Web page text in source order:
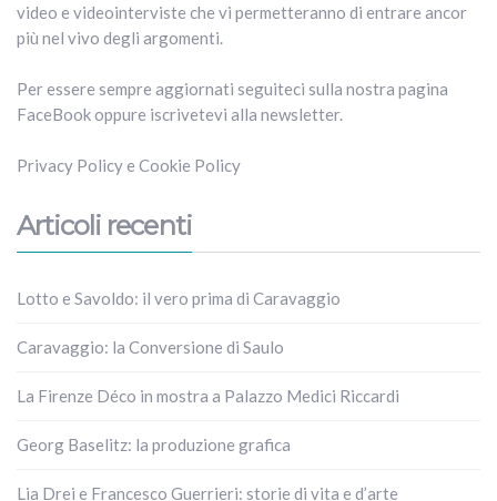
video e videointerviste che vi permetteranno di entrare ancor
più nel vivo degli argomenti.
Per essere sempre aggiornati seguiteci sulla nostra pagina
FaceBook oppure iscrivetevi alla newsletter.
Privacy Policye Cookie Policy
Articoli recenti
Lotto e Savoldo: il vero prima di Caravaggio
Caravaggio: la Conversione di Saulo
La Firenze Déco in mostra a Palazzo Medici Riccardi
Georg Baselitz: la produzione grafica
Lia Drei e Francesco Guerrieri: storie di vita e d’arte